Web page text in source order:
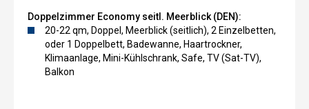
Doppelzimmer Economy seitl. Meerblick (DEN):
20-22 qm, Doppel, Meerblick (seitlich), 2 Einzelbetten,
oder 1 Doppelbett, Badewanne, Haartrockner,
Klimaanlage, Mini-Kühlschrank, Safe, TV (Sat-TV),
Balkon